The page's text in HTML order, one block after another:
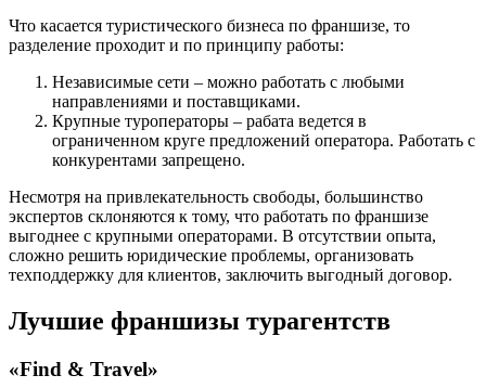
Что касается туристического бизнеса по франшизе, то
разделение проходит и по принципу работы:
Независимые сети – можно работать с любыми
направлениями и поставщиками.
Крупные туроператоры – рабата ведется в
ограниченном круге предложений оператора. Работать с
конкурентами запрещено.
Несмотря на привлекательность свободы, большинство
экспертов склоняются к тому, что работать по франшизе
выгоднее с крупными операторами. В отсутствии опыта,
сложно решить юридические проблемы, организовать
техподдержку для клиентов, заключить выгодный договор.
Лучшие франшизы турагентств
«Find & Travel»